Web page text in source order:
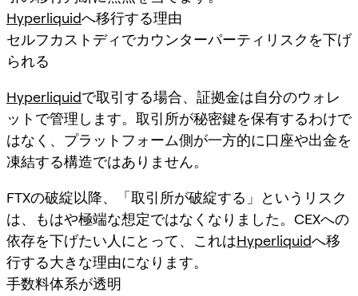
Hyperliquidへ移行する理由
セルフカストディでカウンターパーティリスクを下げ
られる
Hyperliquidで取引する場合、証拠金は自分のウォレ
ットで管理します。取引所が秘密鍵を保有するわけで
はなく、プラットフォーム側が一方的に口座や出金を
凍結する構造ではありません。
FTXの破綻以降、「取引所が破綻する」というリスク
は、もはや極端な想定ではなくなりました。CEXへの
依存を下げたい人にとって、これはHyperliquidへ移
行する大きな理由になります。
手数料体系が透明